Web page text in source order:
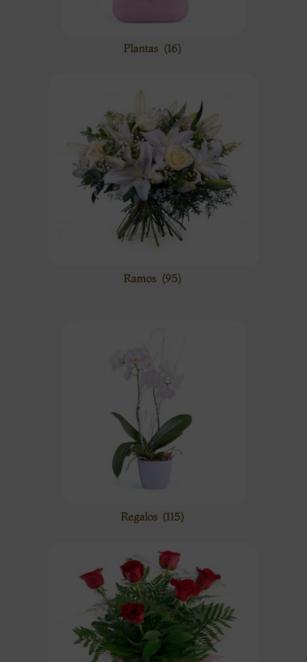
Plantas (16)
Ramos (95)
Regalos (115)